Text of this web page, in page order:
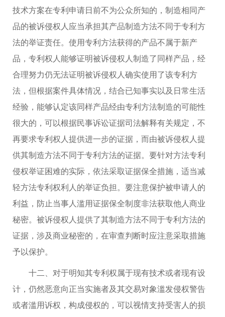
技术方案在专利申请日前不为公众所知的，制造相同产
品的被诉侵权人应当承担其产品制造方法不同于专利方
法的举证责任。使用专利方法获得的产品不属于新产
品，专利权人能够证明被诉侵权人制造了同样产品，经
合理努力仍无法证明被诉侵权人确实使用了该专利方
法，但根据案件具体情况，结合已知事实以及日常生活
经验，能够认定该同样产品经由专利方法制造的可能性
很大的，可以根据民事诉讼证据司法解释有关规定，不
再要求专利权人提供进一步的证据，而由被诉侵权人提
供其制造方法不同于专利方法的证据。要针对方法专利
侵权举证困难的实际，依法采取证据保全措施，适当减
轻方法专利权利人的举证负担。要注意保护被申请人的
利益，防止当事人滥用证据保全制度非法获取他人商业
秘密。被诉侵权人提供了其制造方法不同于专利方法的
证据，涉及商业秘密的，在审查判断时应注意采取措施
予以保护。
十二、对于明知其专利权属于现有技术或者现有设
计，仍然恶意向正当实施者及其交易对象滥发侵权警告
或者滥用诉权，构成侵权的，可以视情支持受害人的损